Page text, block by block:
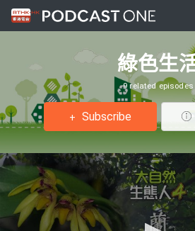
綠色生
9 related episodes
Subscribe